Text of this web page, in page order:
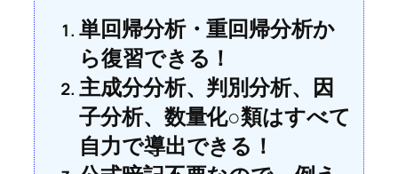
単回帰分析・重回帰分析か
ら復習できる！
主成分分析、判別分析、因
子分析、数量化○類はすべて
自力で導出できる！